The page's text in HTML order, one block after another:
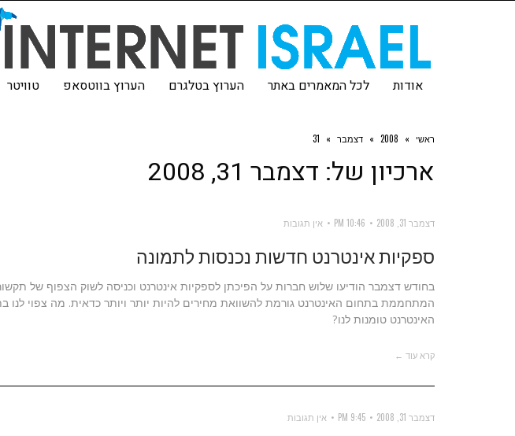
אודות לכל המאמרים באתר הערוץ בטלגרם הערוץ בווטסאפ טוויטר
ראשי »
2008
» דצמבר »
31
ארכיון של: דצמבר 31, 2008
דצמבר 31, 2008 10:46 PM אין תגובות
ספקיות אינטרנט חדשות נכנסות לתמונה
בחודש דצמבר הודיעו שלוש חברות על הפיכתן לספקיות אינטרנט וכניסה לשוק הצפוף של
המתחממת בתחום האינטרנט גורמת להשוואת מחירים להיות יותר ויותר כדאית. מה צפוי
האינטרנט טומנות לנו?
קרא עוד ←
דצמבר 31, 2008 9:45 PM אין תגובות